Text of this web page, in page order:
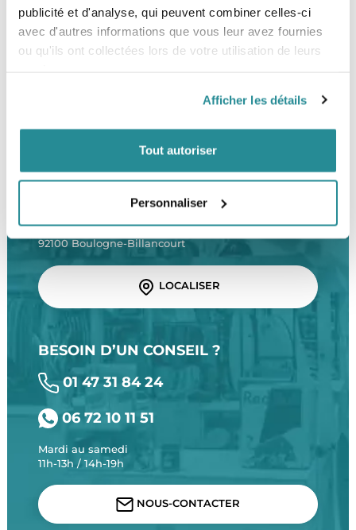
publicité et d'analyse, qui peuvent combiner celles-ci
avec d'autres informations que vous leur avez fournies
ou qu'ils ont collectées lors de votre utilisation de leurs
Afficher les détails
Tout autoriser
Personnaliser
SERVICE CLIENT
FRAIS DE PORT OFFERTS
LE SHOP
28 rue de l'Est
92100 Boulogne-Billancourt
LOCALISER
BESOIN D’UN CONSEIL ?
01 47 31 84 24
06 72 10 11 51
Mardi au samedi
11h-13h / 14h-19h
NOUS-CONTACTER